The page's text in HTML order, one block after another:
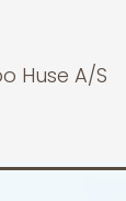
Huse A/S